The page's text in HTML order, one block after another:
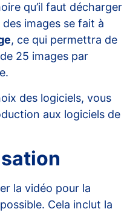
qu’il faut décharger
des images se fait à
, ce qui permettra de
25 images par
des logiciels, vous
aux logiciels de
la vidéo pour la
Cela inclut la